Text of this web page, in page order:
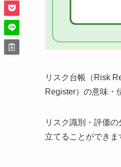
リスク台帳（Risk
Register）の意味・
リスク識別・評価
立てることができま